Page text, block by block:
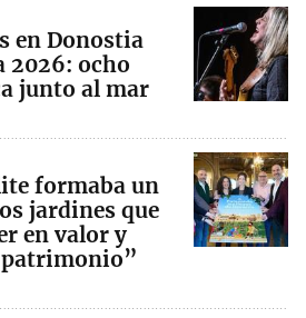
en Donostia
2026: ocho
junto al mar
formaba un
jardines que
en valor y